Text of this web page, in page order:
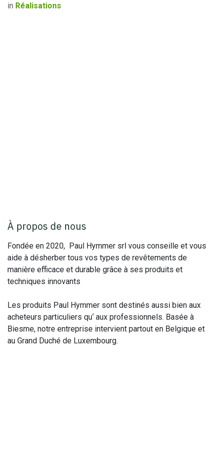
in Réalisations
À propos de nous
Fondée en 2020, Paul Hymmer srl vous conseille et vous
aide à désherber tous vos types de revêtements de
manière efficace et durable grâce à ses produits et
techniques innovants
Les produits Paul Hymmer sont destinés aussi bien aux
acheteurs particuliers qu‘ aux professionnels. Basée à
Biesme, notre entreprise intervient partout en Belgique et
au Grand Duché de Luxembourg.